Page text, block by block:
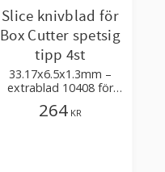
Slice knivblad för
Box Cutter spetsig
tipp 4st
33.17x6.5x1.3mm –
extrablad 10408 för
Slice kartongknivar,
pennknivar och mini-
264 KR